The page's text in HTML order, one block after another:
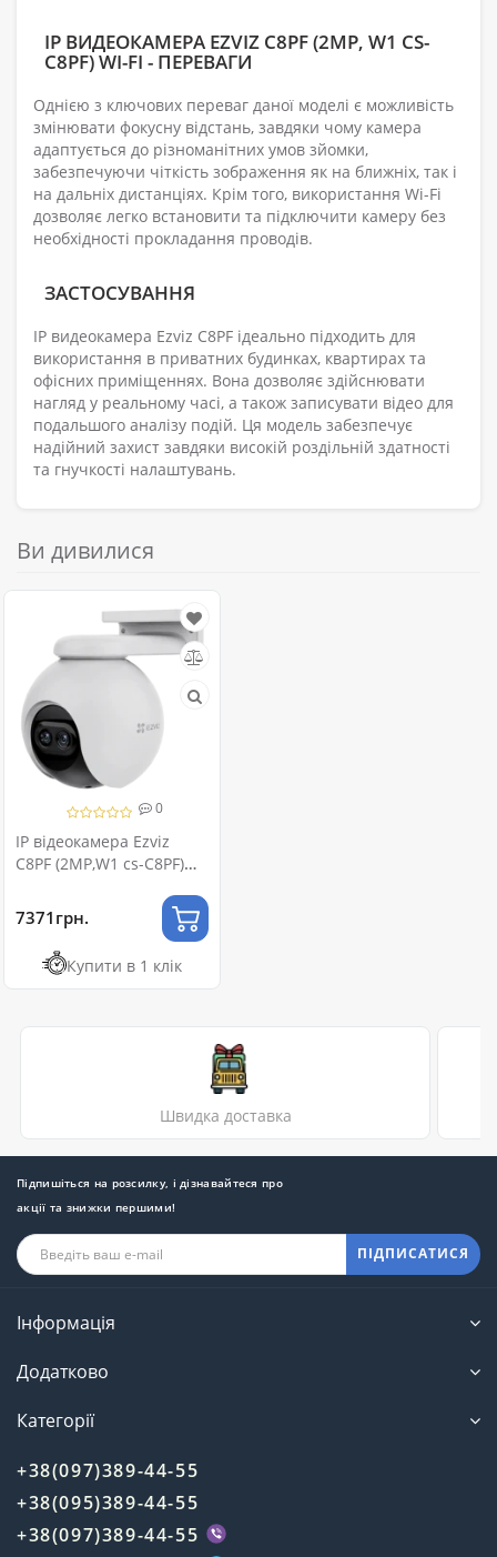
IP ВИДЕОКАМЕРА EZVIZ C8PF (2MP, W1 CS-
C8PF) WI-FI - ПЕРЕВАГИ
Однією з ключових переваг даної моделі є можливість
змінювати фокусну відстань, завдяки чому камера
адаптується до різноманітних умов зйомки,
забезпечуючи чіткість зображення як на ближніх, так і
на дальніх дистанціях. Крім того, використання Wi-Fi
дозволяє легко встановити та підключити камеру без
необхідності прокладання проводів.
ЗАСТОСУВАННЯ
IP видеокамера Ezviz C8PF ідеально підходить для
використання в приватних будинках, квартирах та
офісних приміщеннях. Вона дозволяє здійснювати
нагляд у реальному часі, а також записувати відео для
подальшого аналізу подій. Ця модель забезпечує
надійний захист завдяки високій роздільній здатності
та гнучкості налаштувань.
Ви дивилися
0
IP відеокамера Ezviz
C8PF (2MP,W1 cs-C8PF)
7371грн.
Купити в 1 клік
Швидка доставка
Підпишіться на розсилку, і дізнавайтеся про
акції та знижки першими!
ПІДПИСАТИСЯ
Інформація
Додатково
Категорії
+38(097)389-44-55
+38(095)389-44-55
+38(097)389-44-55